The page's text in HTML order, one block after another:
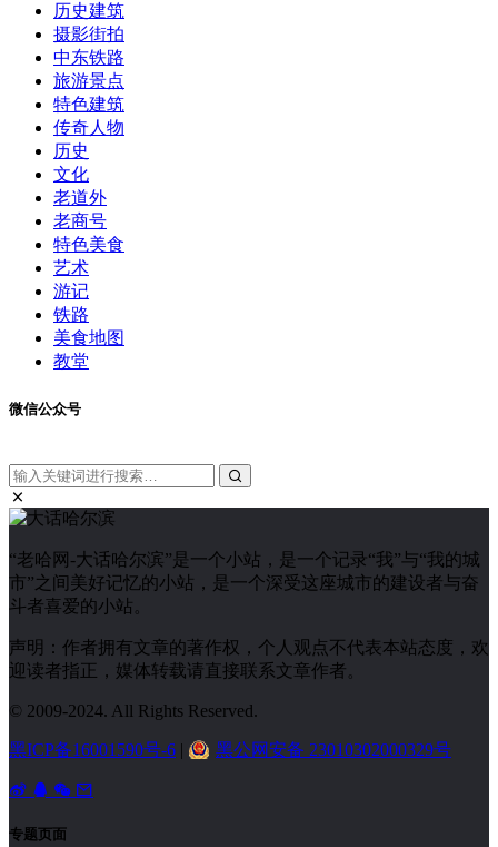
历史建筑
摄影街拍
中东铁路
旅游景点
特色建筑
传奇人物
历史
文化
老道外
老商号
特色美食
艺术
游记
铁路
美食地图
教堂
微信公众号
“老哈网-大话哈尔滨”是一个小站，是一个记录“我”与“我的城
市”之间美好记忆的小站，是一个深受这座城市的建设者与奋
斗者喜爱的小站。
声明：作者拥有文章的著作权，个人观点不代表本站态度，欢
迎读者指正，媒体转载请直接联系文章作者。
© 2009-2024. All Rights Reserved.
黑ICP备16001590号-6 | 黑公网安备 23010302000329号
专题页面